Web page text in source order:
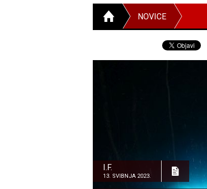
NOVICE
I.F.
13. SVIBNJA 2023.